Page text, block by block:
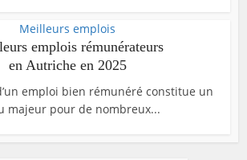
Meilleurs emplois
emplois rémunérateurs
en Autriche en 2025
emploi bien rémunéré constitue un
majeur pour de nombreux...